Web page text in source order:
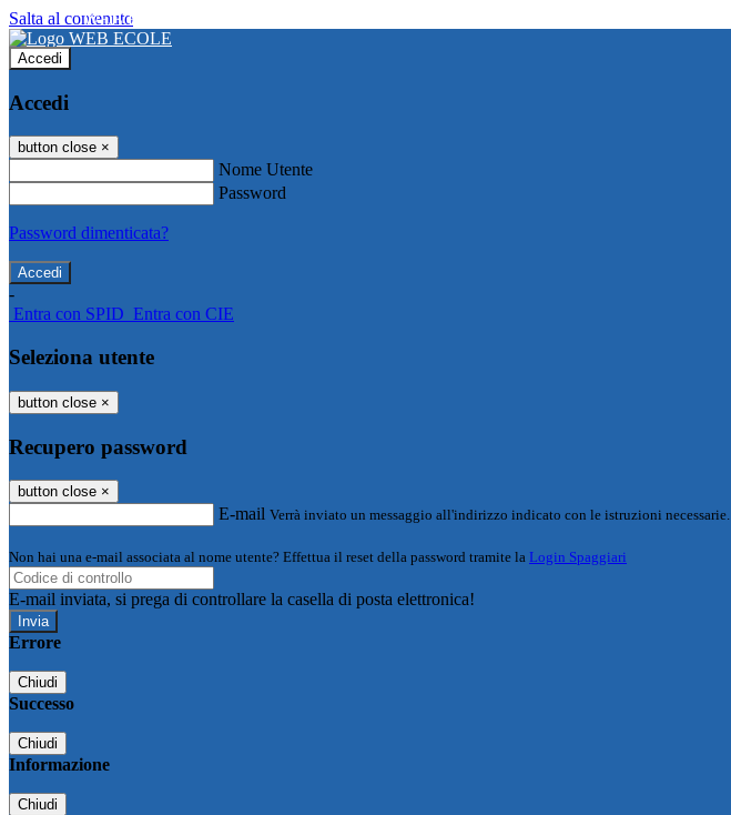
Salta al contenuto
WEB ECOLE
Accedi
Accedi
button close ×
Nome Utente
Password
Password dimenticata?
-
Entra con SPID Entra con CIE
Seleziona utente
button close ×
Recupero password
button close ×
E-mail Verrà inviato un messaggio all'indirizzo indicato con le istruzioni necessarie.
Non hai una e-mail associata al nome utente? Effettua il reset della password tramite la Login Spaggiari
E-mail inviata, si prega di controllare la casella di posta elettronica!
Errore
Chiudi
Successo
Chiudi
Informazione
Chiudi